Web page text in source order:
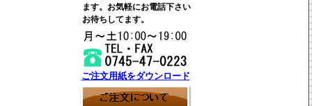
ます。お気軽にお電話下さい
お待ちしてます。
ご注文用紙をダウンロード